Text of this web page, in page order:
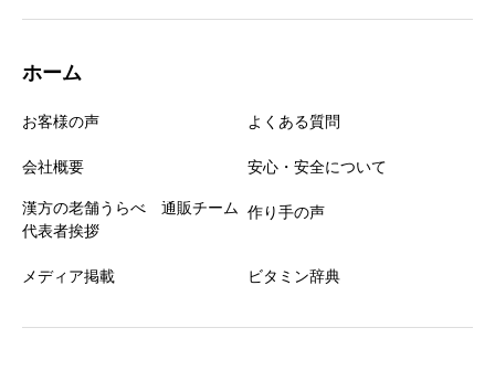
ホーム
お客様の声 よくある質問
会社概要 安心・安全について
漢方の老舗うらべ 通販チーム
代表者挨拶
作り手の声
メディア掲載 ビタミン辞典